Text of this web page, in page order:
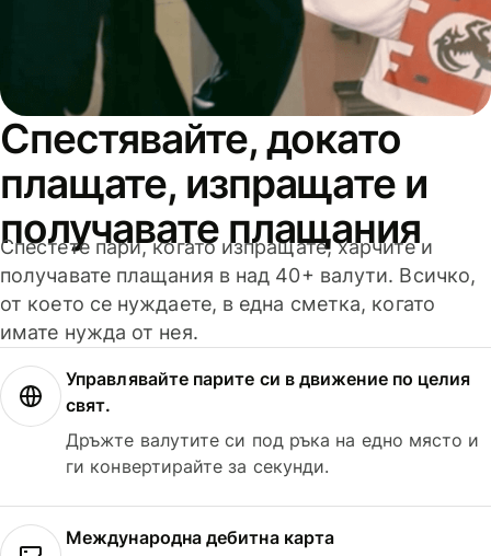
Спестявайте, докато
плащате, изпращате и
получавате плащания
Спестете пари, когато изпращате, харчите и
получавате плащания в над 40+ валути. Всичко,
от което се нуждаете, в една сметка, когато
имате нужда от нея.
Управлявайте парите си в движение по целия
свят.
Дръжте валутите си под ръка на едно място и
ги конвертирайте за секунди.
Международна дебитна карта